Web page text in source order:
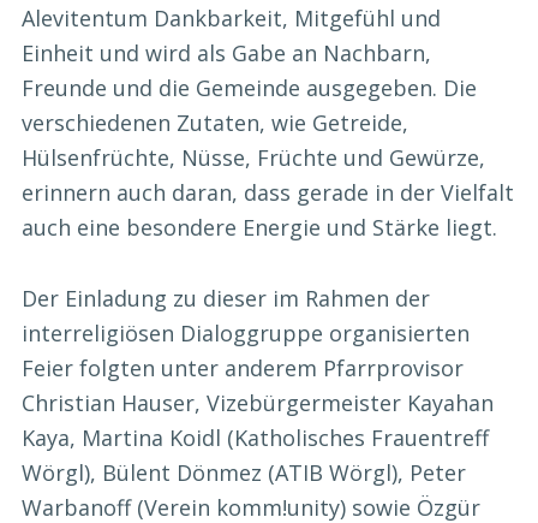
Alevitentum Dankbarkeit, Mitgefühl und
Einheit und wird als Gabe an Nachbarn,
Freunde und die Gemeinde ausgegeben. Die
verschiedenen Zutaten, wie Getreide,
Hülsenfrüchte, Nüsse, Früchte und Gewürze,
erinnern auch daran, dass gerade in der Vielfalt
auch eine besondere Energie und Stärke liegt.
Der Einladung zu dieser im Rahmen der
interreligiösen Dialoggruppe organisierten
Feier folgten unter anderem Pfarrprovisor
Christian Hauser, Vizebürgermeister Kayahan
Kaya, Martina Koidl (Katholisches Frauentreff
Wörgl), Bülent Dönmez (ATIB Wörgl), Peter
Warbanoff (Verein komm!unity) sowie Özgür